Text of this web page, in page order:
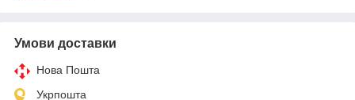
Умови доставки
Нова Пошта
Укрпошта